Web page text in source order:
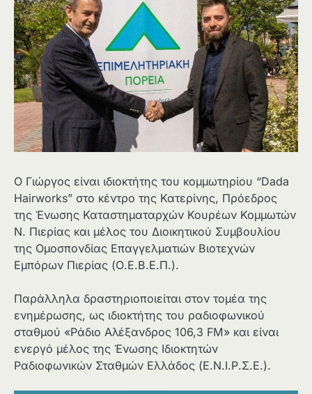
Ο Γιώργος είναι ιδιοκτήτης του κομμωτηρίου “Dada
Hairworks” στο κέντρο της Κατερίνης, Πρόεδρος
της Ένωσης Καταστηματαρχών Κουρέων Κομμωτών
Ν. Πιερίας και μέλος του Διοικητικού Συμβουλίου
της Ομοσπονδίας Επαγγελματιών Βιοτεχνών
Εμπόρων Πιερίας (Ο.Ε.Β.Ε.Π.).
Παράλληλα δραστηριοποιείται στον τομέα της
ενημέρωσης, ως ιδιοκτήτης του ραδιοφωνικού
σταθμού «Ράδιο Αλέξανδρος 106,3 FM» και είναι
ενεργό μέλος της Ένωσης Ιδιοκτητών
Ραδιοφωνικών Σταθμών Ελλάδος (Ε.Ν.Ι.Ρ.Σ.Ε.).